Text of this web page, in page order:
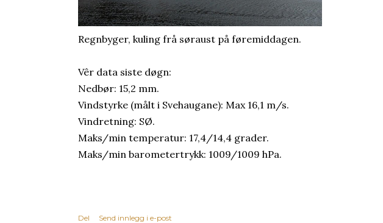
Regnbyger, kuling frå søraust på føremiddagen.
Vêr data siste døgn:
Nedbør: 15,2 mm.
Vindstyrke (målt i Svehaugane): Max 16,1 m/s.
Vindretning: SØ.
Maks/min temperatur: 17,4/14,4 grader.
Maks/min barometertrykk: 1009/1009 hPa.
Del Send innlegg i e-post